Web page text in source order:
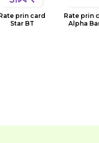
prin card
Star BT
Rate prin
Alpha